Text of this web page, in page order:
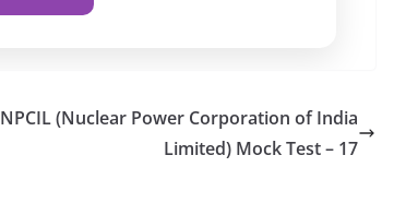
NPCIL (Nuclear Power Corporation of India
Limited) Mock Test – 17